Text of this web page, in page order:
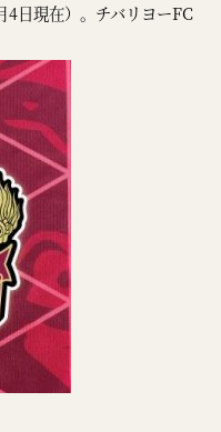
4日現在）。チバリヨーFC